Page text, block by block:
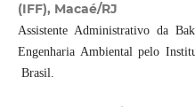
(IFF), Macaé/RJ
Assistente Administrativo da
Engenharia Ambiental pelo
Brasil.